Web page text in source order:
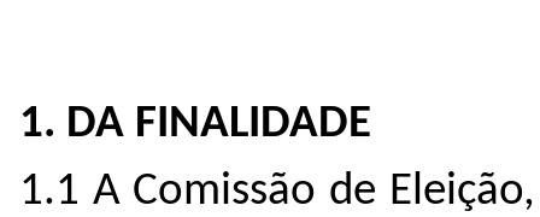
1. DA FINALIDADE
1.1 A Comissão de